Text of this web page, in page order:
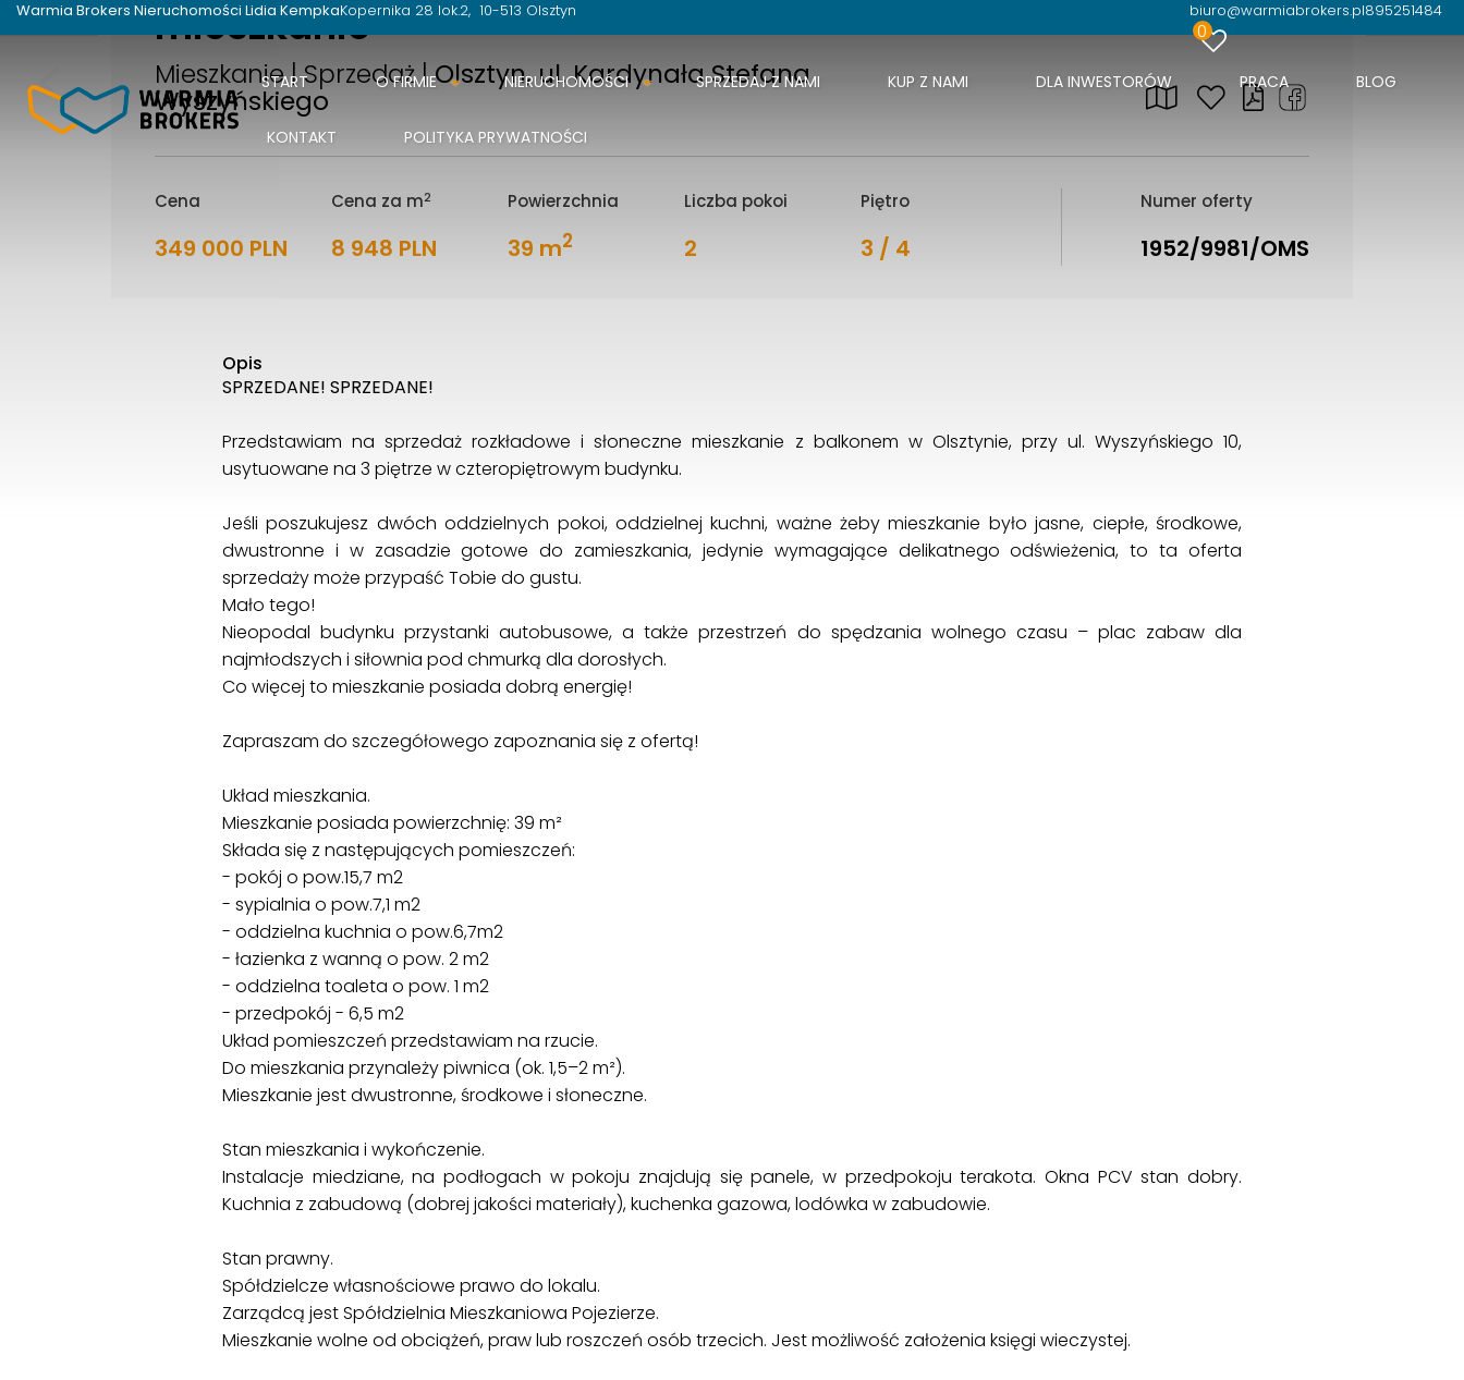
Warmia Brokers Nieruchomości Lidia KempkaKopernika 28 lok.2 10-513 Olsztyn biuro@warmiabrokers.pl895251484
0
START O FIRMIE NIERUCHOMOŚCI SPRZEDAJ Z NAMI KUP Z NAMI DLA INWESTORÓW PRACA BLOG
KONTAKT POLITYKA PRYWATNOŚCI
mieszkanie
Mieszkanie | Sprzedaż |Olsztyn, ul. Kardynała Stefana
Wyszyńskiego
Cena
349 000 PLN
Cena za m2
8 948 PLN
Powierzchnia
39 m2
Liczba pokoi
2
Piętro
3 / 4
Numer oferty
1952/9981/OMS
Opis
SPRZEDANE! SPRZEDANE!
Przedstawiam na sprzedaż rozkładowe i słoneczne mieszkanie z balkonem w Olsztynie, przy ul. Wyszyńskiego 10,
usytuowane na 3 piętrze w czteropiętrowym budynku.
Jeśli poszukujesz dwóch oddzielnych pokoi, oddzielnej kuchni, ważne żeby mieszkanie było jasne, ciepłe, środkowe,
dwustronne i w zasadzie gotowe do zamieszkania, jedynie wymagające delikatnego odświeżenia, to ta oferta
sprzedaży może przypaść Tobie do gustu.
Mało tego!
Nieopodal budynku przystanki autobusowe, a także przestrzeń do spędzania wolnego czasu – plac zabaw dla
najmłodszych i siłownia pod chmurką dla dorosłych.
Co więcej to mieszkanie posiada dobrą energię!
Zapraszam do szczegółowego zapoznania się z ofertą!
Układ mieszkania.
Mieszkanie posiada powierzchnię: 39 m²
Składa się z następujących pomieszczeń:
- pokój o pow.15,7 m2
- sypialnia o pow.7,1 m2
- oddzielna kuchnia o pow.6,7m2
- łazienka z wanną o pow. 2 m2
- oddzielna toaleta o pow. 1 m2
- przedpokój - 6,5 m2
Układ pomieszczeń przedstawiam na rzucie.
Do mieszkania przynależy piwnica (ok. 1,5–2 m²).
Mieszkanie jest dwustronne, środkowe i słoneczne.
Stan mieszkania i wykończenie.
Instalacje miedziane, na podłogach w pokoju znajdują się panele, w przedpokoju terakota. Okna PCV stan dobry.
Kuchnia z zabudową (dobrej jakości materiały), kuchenka gazowa, lodówka w zabudowie.
Stan prawny.
Spółdzielcze własnościowe prawo do lokalu.
Zarządcą jest Spółdzielnia Mieszkaniowa Pojezierze.
Mieszkanie wolne od obciążeń, praw lub roszczeń osób trzecich. Jest możliwość założenia księgi wieczystej.